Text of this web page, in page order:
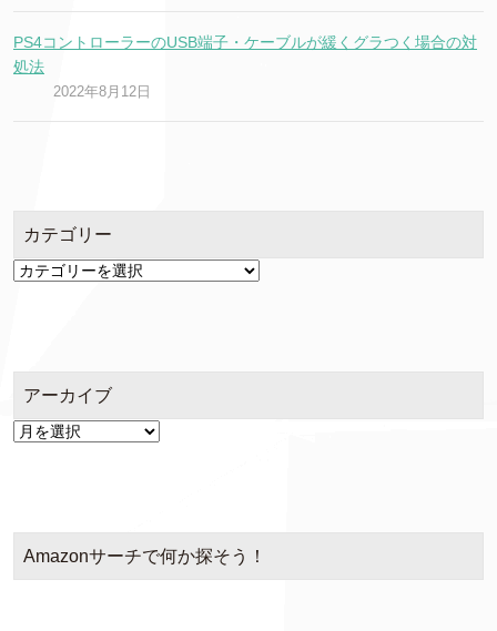
PS4コントローラーのUSB端子・ケーブルが緩くグラつく場合の対
処法
2022年8月12日
カテゴリー
カ
ー
アーカイブ
ア
ブ
Amazonサーチで何か探そう！